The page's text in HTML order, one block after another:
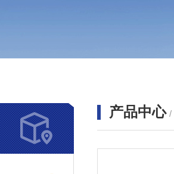
产品中心 /